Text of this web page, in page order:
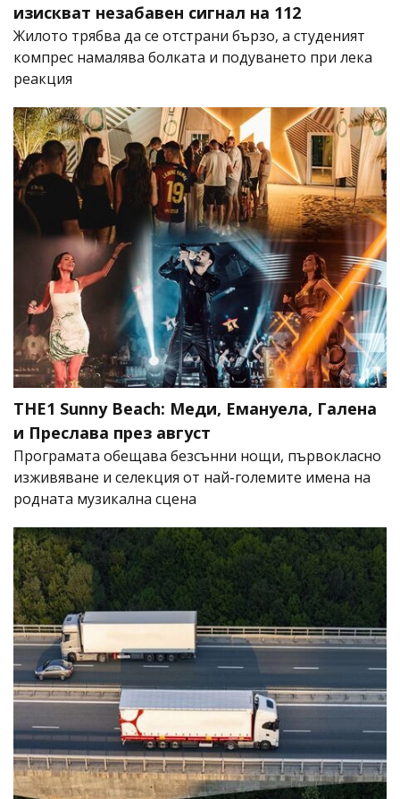
изискват незабавен сигнал на 112
Жилото трябва да се отстрани бързо, а студеният
компрес намалява болката и подуването при лека
реакция
THE1 Sunny Beach: Меди, Емануела, Галена
и Преслава през август
Програмата обещава безсънни нощи, първокласно
изживяване и селекция от най-големите имена на
родната музикална сцена